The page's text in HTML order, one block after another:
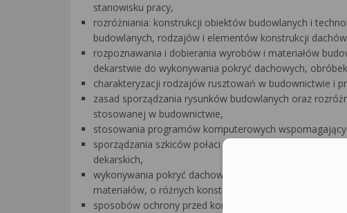
stanowisku pracy,
rozróżniania: konstrukcji obiektów budowlanych i
budowlanych, rodzajów i elementów konstrukcji
rozpoznawania i dobierania wyrobów i materiałów
dekarstwie do wykonywania pokryć dachowych,
charakteryzacji rodzajów rusztowań w budownictwie i
zasad sporządzania rysunków budowlanych oraz
stosowanej w budownictwie,
stosowania programów komputerowych
sporządzania szkiców połaci dachowych, ich
dekarskich,
wykonywania pokryć dachowych, obróbek dekarskich i
materiałów, o różnych konstrukcjach i kształtach,
sposobów ochrony przed korozją pokryć dachowych,